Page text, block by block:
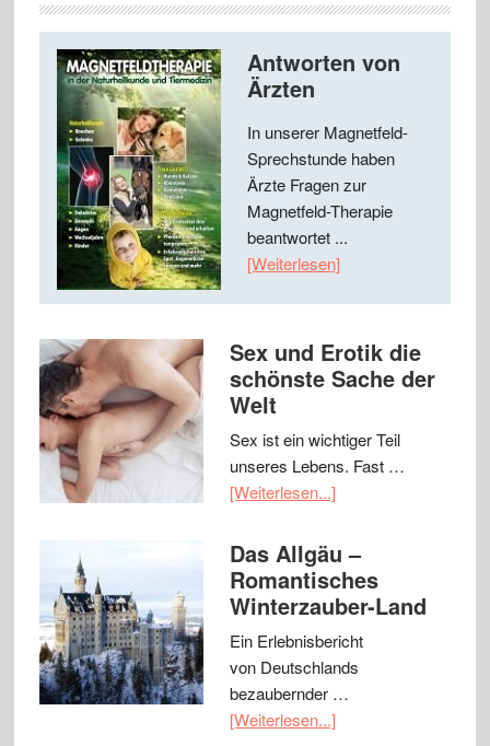
Antworten von
Ärzten
In unserer Magnetfeld-
Sprechstunde haben
Ärzte Fragen zur
Magnetfeld-Therapie
beantwortet ...
[Weiterlesen]
Sex und Erotik die
schönste Sache der
Welt
Sex ist ein wichtiger Teil
unseres Lebens. Fast …
[Weiterlesen...]
Das Allgäu –
Romantisches
Winterzauber-Land
Ein Erlebnisbericht
von Deutschlands
bezaubernder …
[Weiterlesen...]